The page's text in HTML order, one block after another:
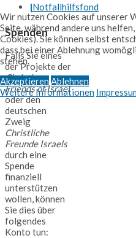
Notfallhilfsfond
Spenden
Falls Sie eines
der Projekte der
Christian
Friends of Israel
oder den
deutschen
Zweig
Christliche
Freunde Israels
durch eine
Spende
finanziell
unterstützen
wollen, können
Sie dies über
folgendes
Konto tun:
Wir nutzen Cookies auf unserer
Seite, während andere uns
Cookies). Sie können selbst
dass bei einer Ablehnung
stehen.
Akzeptieren Ablehnen
Weitere Informationen